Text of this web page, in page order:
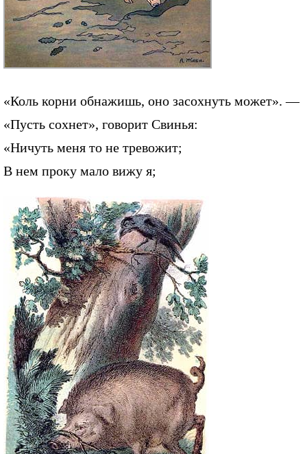
«Коль корни обнажишь, оно засохнуть может». —
«Пусть сохнет», говорит Свинья:
«Ничуть меня то не тревожит;
В нем проку мало вижу я;